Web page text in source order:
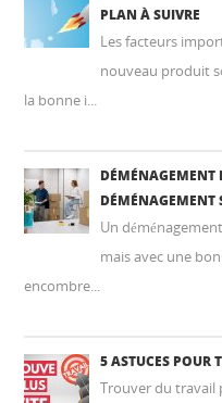
PLAN À SUIVRE
Les facteurs
nouveau produit
la bonne i...
DÉMÉNAGEMENT
DÉMÉNAGEMENT
Un
mais avec une
encombre...
5 ASTUCES POUR
Trouver du travail